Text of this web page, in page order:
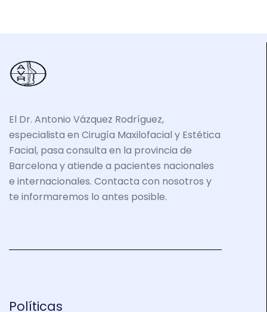
El Dr. Antonio Vázquez Rodríguez,
especialista en Cirugía Maxilofacial y Estética
Facial, pasa consulta en la provincia de
Barcelona y atiende a pacientes nacionales
e internacionales. Contacta con nosotros y
te informaremos lo antes posible.
Políticas